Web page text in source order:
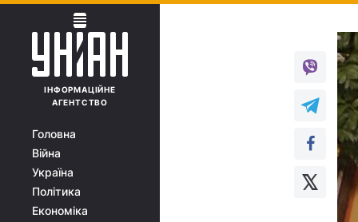
ІНФОРМАЦІЙНЕ
АГЕНТСТВО
Головна
Війна
Україна
Політика
Економіка